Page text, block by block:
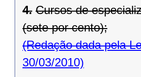
4. Cursos de
(sete por cento);
(Redação dada pela
30/03/2010)